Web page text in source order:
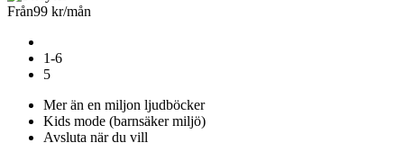
Från99 kr/mån
1-6
5
Mer än en miljon ljudböcker
Kids mode (barnsäker miljö)
Avsluta när du vill